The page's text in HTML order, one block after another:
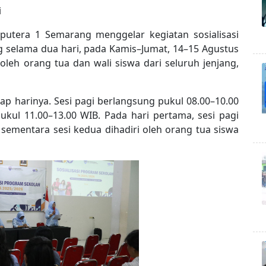
1 Semarang menggelar kegiatan sosialisasi
dua hari, pada Kamis–Jumat, 14–15 Agustus
orang tua dan wali siswa dari seluruh jenjang,
harinya. Sesi pagi berlangsung pukul 08.00–10.00
11.00–13.00 WIB. Pada hari pertama, sesi pagi
sesi kedua dihadiri oleh orang tua siswa